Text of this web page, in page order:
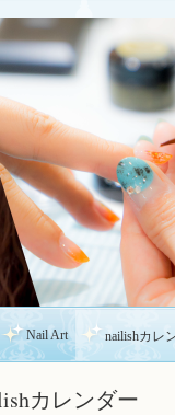
Nail Art nailishカレ
カレンダー